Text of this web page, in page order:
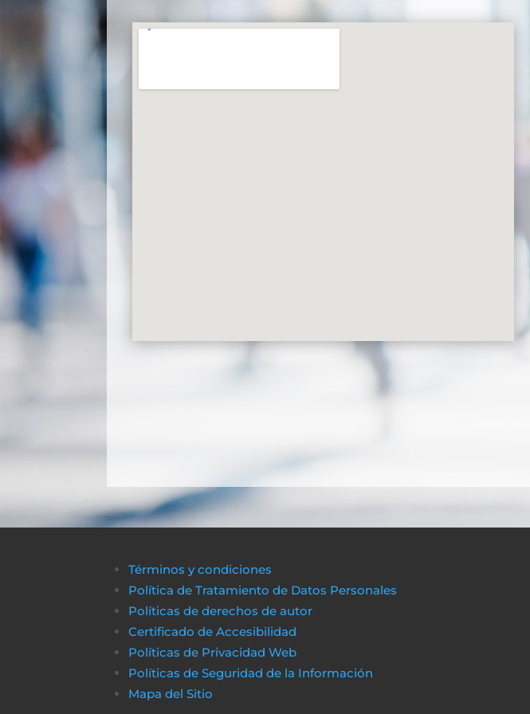
Términos y condiciones
Política de Tratamiento de Datos Personales
Políticas de derechos de autor
Certificado de Accesibilidad
Políticas de Privacidad Web
Políticas de Seguridad de la Información
Mapa del Sitio